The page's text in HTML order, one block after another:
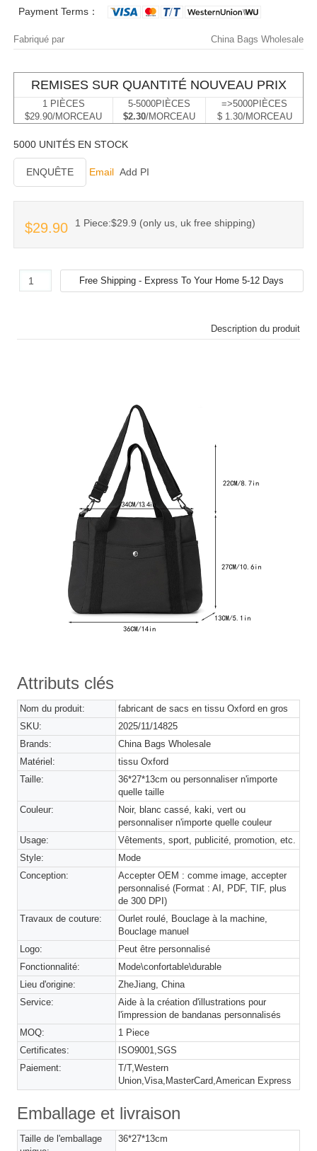
Payment Terms：
Fabriqué par China Bags Wholesale
REMISES SUR QUANTITÉ NOUVEAU PRIX
1 PIÈCES
$29.90/MORCEAU
5-5000PIÈCES
$2.30/MORCEAU
=>5000PIÈCES
$ 1.30/MORCEAU
5000 UNITÉS EN STOCK
ENQUÊTE Email Add PI
$29.90 1 Piece:$29.9 (only us, uk free shipping)
Description du produit
Attributs clés
Nom du produit:
fabricant de sacs en tissu Oxford en gros
SKU:
2025/11/14825
Brands:
China Bags Wholesale
Matériel:
tissu Oxford
Taille:
36*27*13cm ou personnaliser n'importe
quelle taille
Couleur:
Noir, blanc cassé, kaki, vert ou
personnaliser n'importe quelle couleur
Usage:
Vêtements, sport, publicité, promotion, etc.
Style:
Mode
Conception:
Accepter OEM : comme image, accepter
personnalisé (Format : AI, PDF, TIF, plus
de 300 DPI)
Travaux de couture:
Ourlet roulé, Bouclage à la machine,
Bouclage manuel
Logo:
Peut être personnalisé
Fonctionnalité:
Mode\confortable\durable
Lieu d'origine:
ZheJiang, China
Service:
Aide à la création d'illustrations pour
l'impression de bandanas personnalisés
MOQ:
1 Piece
Certificates:
ISO9001,SGS
Paiement:
T/T,Western
Union,Visa,MasterCard,American Express
Emballage et livraison
Taille de l'emballage
36*27*13cm